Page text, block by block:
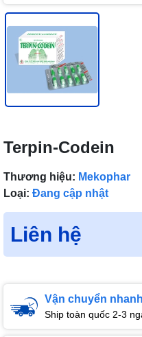
Terpin-Codein
Thương hiệu: Mekophar
Loại: Đang cập nhật
Liên hệ
Vận chuyển
Ship toàn quốc 2-3